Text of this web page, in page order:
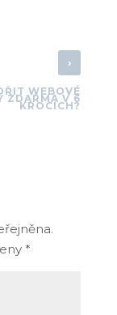
›
WEBOVÉ
ZDARMA V 6
KROCÍCH?
*